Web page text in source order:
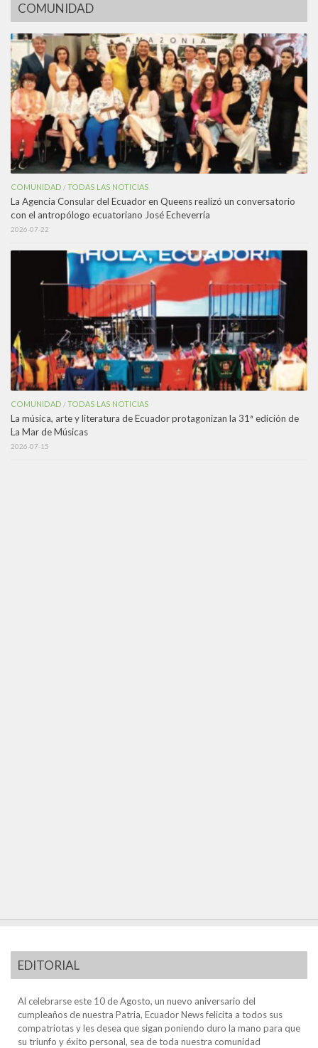
COMUNIDAD
COMUNIDAD /TODAS LAS NOTICIAS
La Agencia Consular del Ecuador en Queens realizó un conversatorio
con el antropólogo ecuatoriano José Echeverría
2026-07-22
COMUNIDAD /TODAS LAS NOTICIAS
La música, arte y literatura de Ecuador protagonizan la 31ª edición de
La Mar de Músicas
2026-07-15
EDITORIAL
Al celebrarse este 10 de Agosto, un nuevo aniversario del
cumpleaños de nuestra Patria, Ecuador News felicita a todos sus
compatriotas y les desea que sigan poniendo duro la mano para que
su triunfo y éxito personal, sea de toda nuestra comunidad